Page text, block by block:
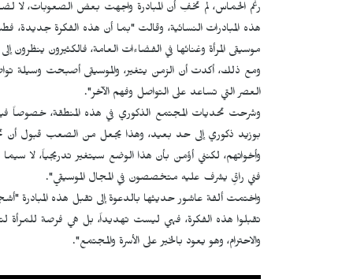
رغم الحماس، لم تخفِ أن المبادرة واجهت بعض الصعوبات،
هذه المبادرات النسائية، وقالت "بما أن هذه الفكرة جديدة،
موسيقى المرأة وغنائها في الفضاءات العامة، فالكثيرون
ومع ذلك، أكدت أن الزمن يتغير، والموسيقى أصبحت وسيلة
العصر التي تساعد على التواصل وفهم الآخر".
وشرحت تحديات المجتمع الذكوري في هذه المنطقة،
بوزيد ذكوري إلى حد بعيد، وهذا يجعل من الصعب قبول أن
وأخواتهم، لكنني أؤمن بأن هذا الوضع سيتغير تدريجياً، لا
فني راقٍ يشرف عليه متخصصون في المجال الموسيقي".
واختمت ألفة عاشور حديثها بالدعوة إلى تقبل هذه المبادرة
تقبلوا هذه الفكرة، فهي ليست تهديداً، بل هي فرصة للمرأة
والاحترام، وهو يعود بالخير على الأسرة والمجتمع".